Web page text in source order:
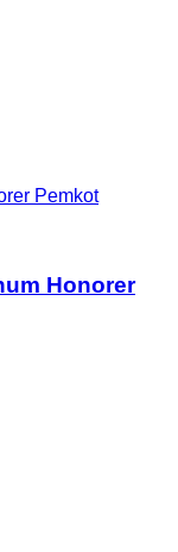
Pemkot
Honorer